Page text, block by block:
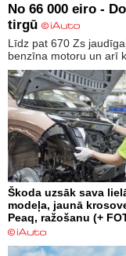
No 66 000 eiro -
tirgū
Līdz pat 670 Zs
benzīna motoru un arī
Škoda uzsāk sava
modeļa, jaunā
Peaq, ražošanu (+